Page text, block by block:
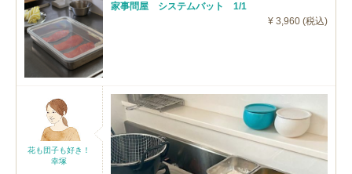
家事問屋 システムバット 1/1
¥ 3,960 (税込)
花も団子も好き！
幸塚